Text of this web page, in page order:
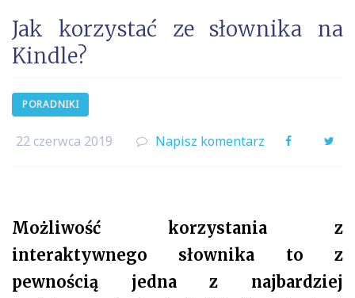
Jak korzystać ze słownika na
Kindle?
PORADNIKI
22 czerwca 2019 Napisz komentarz Facebook
Możliwość korzystania z
interaktywnego słownika to z
pewnością jedna z najbardziej